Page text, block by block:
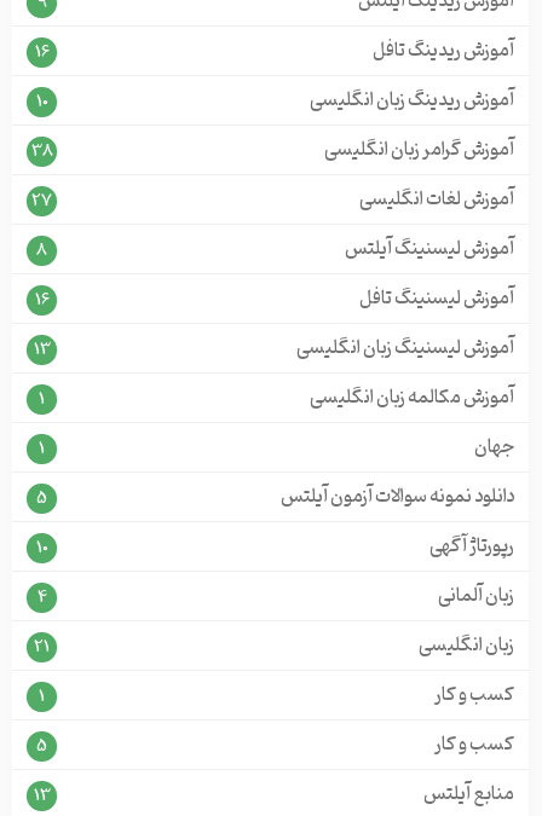
آموزش ریدینگ تافل 16
آموزش ریدینگ زبان انگلیسی 10
آموزش گرامر زبان انگلیسی 38
آموزش لغات انگلیسی 27
آموزش لیسنینگ آیلتس 8
آموزش لیسنینگ تافل 16
آموزش لیسنینگ زبان انگلیسی 13
آموزش مکالمه زبان انگلیسی 1
جهان 1
دانلود نمونه سوالات آزمون آیلتس 5
رپورتاژ آگهی 10
زبان آلمانی 4
زبان انگلیسی 21
کسب و کار 1
کسب و کار 5
منابع آیلتس 13